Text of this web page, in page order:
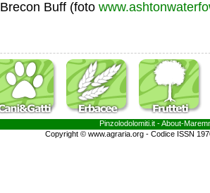
Brecon Buff (foto
Pinzolodolomiti.it - About-
Copyright © www.agraria.org - Codice ISSN